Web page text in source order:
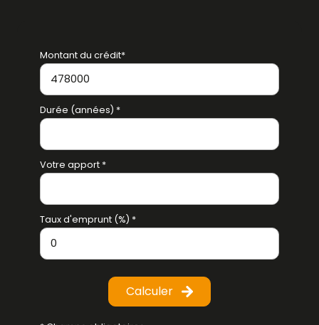
Montant du crédit*
Durée (années) *
Votre apport *
Taux d'emprunt (%) *
Calculer